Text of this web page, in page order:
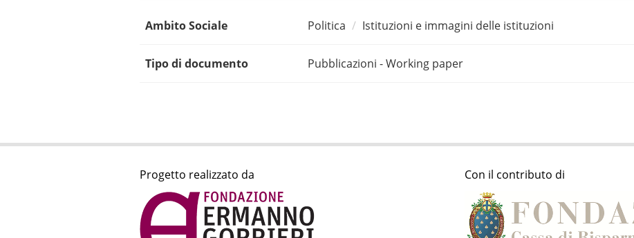
Ambito Sociale Politica Istituzioni e immagini delle istituzioni
Tipo di documento Pubblicazioni - Working paper
Progetto realizzato da Con il contributo di